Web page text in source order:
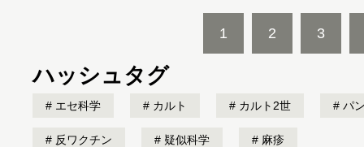
1 2 3
ハッシュタグ
エセ科学 カルト カルト2世 パ
反ワクチン 疑似科学 麻疹